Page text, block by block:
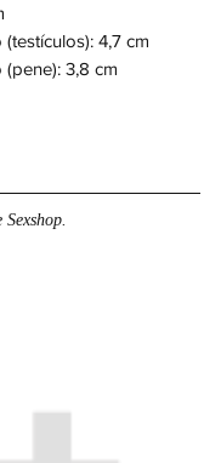
4,7 cm
3,8 cm